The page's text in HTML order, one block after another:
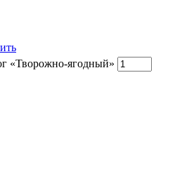
«Творожно-ягодный»